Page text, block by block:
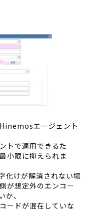
エージェント
トで適用できるた
小限に抑えられま
化けが解消されない場
が想定外のエンコー
、
ードが混在していな